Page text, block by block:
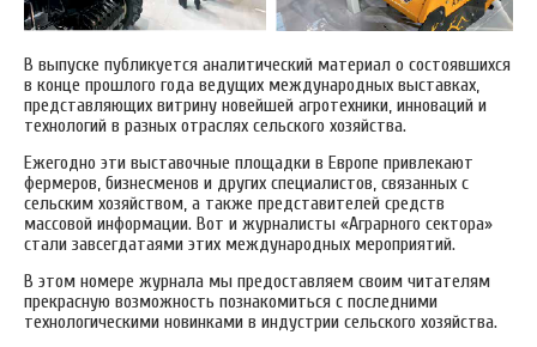
В выпуске публикуется аналитический материал о состоявшихся
в конце прошлого года ведущих международных выставках,
представляющих витрину новейшей агротехники, инноваций и
технологий в разных отраслях сельского хозяйства.
Ежегодно эти выставочные площадки в Европе привлекают
фермеров, бизнесменов и других специалистов, связанных с
сельским хозяйством, а также представителей средств
массовой информации. Вот и журналисты «Аграрного сектора»
стали завсегдатаями этих международных мероприятий.
В этом номере журнала мы предоставляем своим читателям
прекрасную возможность познакомиться с последними
технологическими новинками в индустрии сельского хозяйства.